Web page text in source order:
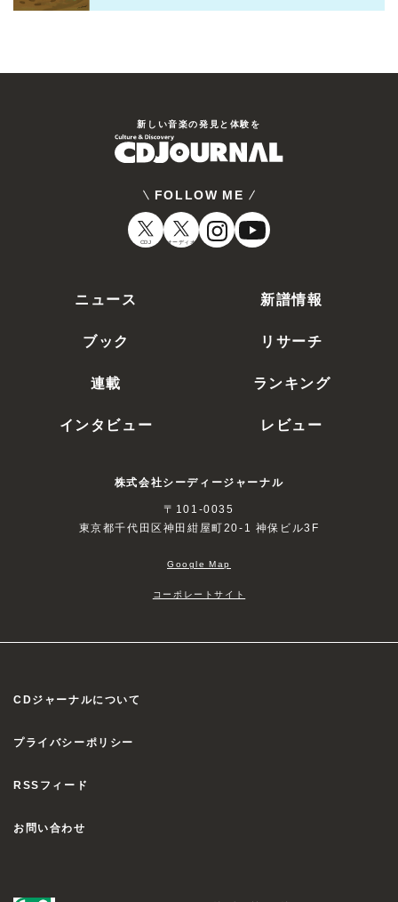
新しい⾳楽の発⾒と体験を
FOLLOW ME
CDJ オーディオ
ニュース
新譜情報
ブック
リサーチ
連載
ランキング
インタビュー
レビュー
株式会社シーディージャーナル
〒101-0035
東京都千代田区神田紺屋町20-1 神保ビル3F
Google Map
コーポレートサイト
CDジャーナルについて
プライバシーポリシー
RSSフィード
お問い合わせ